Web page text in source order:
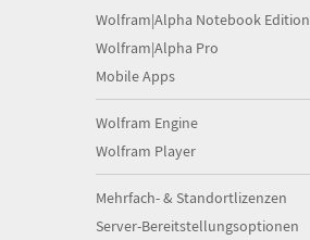
Wolfram|Alpha Notebook Edition
Wolfram|Alpha Pro
Mobile Apps
Wolfram Engine
Wolfram Player
Mehrfach- & Standortlizenzen
Server-Bereitstellungsoptionen